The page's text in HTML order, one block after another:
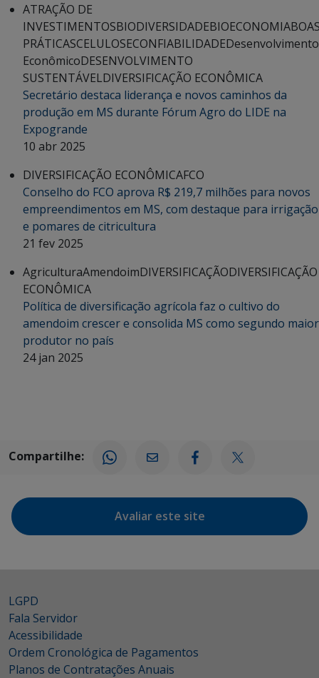
ATRAÇÃO DE
INVESTIMENTOSBIODIVERSIDADEBIOECONOMIA
PRÁTICASCELULOSECONFIABILIDADEDesenvolvimento
EconômicoDESENVOLVIMENTO
SUSTENTÁVELDIVERSIFICAÇÃO ECONÔMICA
Secretário destaca liderança e novos caminhos da
produção em MS durante Fórum Agro do LIDE na
Expogrande
10 abr 2025
DIVERSIFICAÇÃO ECONÔMICAFCO
Conselho do FCO aprova R$ 219,7 milhões para novos
empreendimentos em MS, com destaque para irrigação
e pomares de citricultura
21 fev 2025
AgriculturaAmendoimDIVERSIFICAÇÃODIVERSIFICAÇÃO
ECONÔMICA
Política de diversificação agrícola faz o cultivo do
amendoim crescer e consolida MS como segundo maior
produtor no país
24 jan 2025
Compartilhe:
Avaliar este site
LGPD
Fala Servidor
Acessibilidade
Ordem Cronológica de Pagamentos
Planos de Contratações Anuais